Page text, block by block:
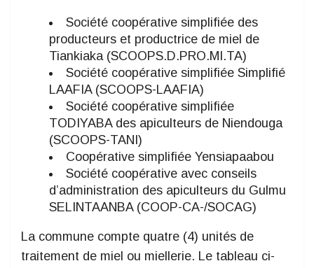
Société coopérative simplifiée des
producteurs et productrice de miel de
Tiankiaka (SCOOPS.D.PRO.MI.TA)
Société coopérative simplifiée Simplifié
LAAFIA (SCOOPS-LAAFIA)
Société coopérative simplifiée
TODIYABA des apiculteurs de Niendouga
(SCOOPS-TANI)
Coopérative simplifiée Yensiapaabou
Société coopérative avec conseils
d’administration des apiculteurs du Gulmu
SELINTAANBA (COOP-CA-/SOCAG)
La commune compte quatre (4) unités de
traitement de miel ou miellerie. Le tableau ci-